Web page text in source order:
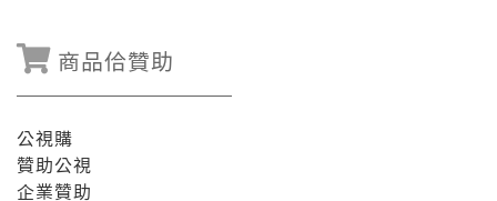
商品佮贊助
公視購
贊助公視
企業贊助